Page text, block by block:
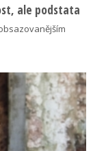
ale podstata